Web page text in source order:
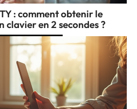
: comment obtenir le
clavier en 2 secondes ?